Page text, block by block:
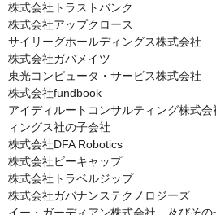
株式会社トラストバンク
株式会社アップクロース
サイリーグホールディングス株式会社
株式会社ガバメイツ
東光コンピュータ・サービス株式会社
株式会社fundbook
アイディルートコンサルティング株式
ィングス社の子会社
株式会社DFA Robotics
株式会社ビーキャップ
株式会社トラベルジップ
株式会社ガバナンステクノロジーズ